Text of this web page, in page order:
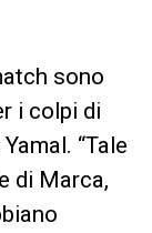
sono
i colpi di
“Tale
di Marca,